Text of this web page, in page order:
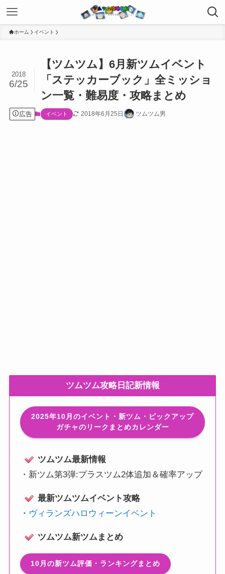
ホーム イベント
【ツムツム】6月新ツムイベント
「ステッカーブック」全ミッショ
ン一覧・難易度・攻略まとめ
2018
6/25
広告 イベント 2018年6月25日 ツムツム男
ツムツム攻略日記新情報
2025年10月のイベント・新ツム・ピックアップ
ガチャのリークまとめカレンダー
ツムツム最新情報
・ 新ツム第3弾:プラスツム2体追加＆確率アップ
最新ツムツムイベント攻略
・ ヴィランズハロウィーンイベント
ツムツム新ツムまとめ
10月の新ツム評価・ランキングまとめ